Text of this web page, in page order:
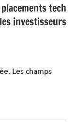
tech
investisseurs
Les champs